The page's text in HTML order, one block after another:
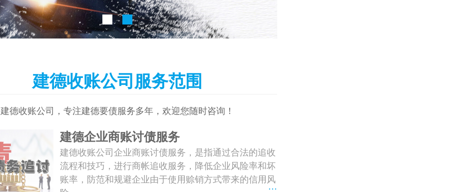
建德收账公司服务范围
建德收账公司，专注建德要债服务多年，欢迎您随时咨询！
建德企业商账讨债服务
建德收账公司企业商账讨债服务，是指通过合法的追收
流程和技巧，进行商帐追收服务，降低企业风险率和坏
账率，防范和规避企业由于使用赊销方式带来的信用风
...